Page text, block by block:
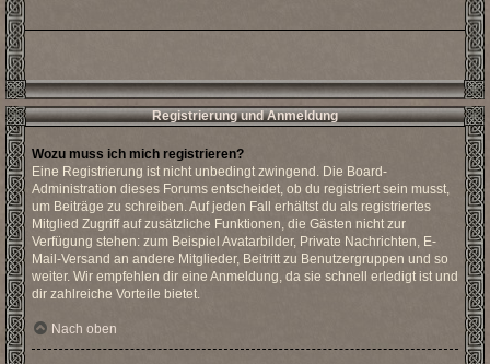
Registrierung und Anmeldung
Wozu muss ich mich registrieren?
Eine Registrierung ist nicht unbedingt zwingend. Die Board-
Administration dieses Forums entscheidet, ob du registriert sein musst,
um Beiträge zu schreiben. Auf jeden Fall erhältst du als registriertes
Mitglied Zugriff auf zusätzliche Funktionen, die Gästen nicht zur
Verfügung stehen: zum Beispiel Avatarbilder, Private Nachrichten, E-
Mail-Versand an andere Mitglieder, Beitritt zu Benutzergruppen und so
weiter. Wir empfehlen dir eine Anmeldung, da sie schnell erledigt ist und
dir zahlreiche Vorteile bietet.
Nach oben